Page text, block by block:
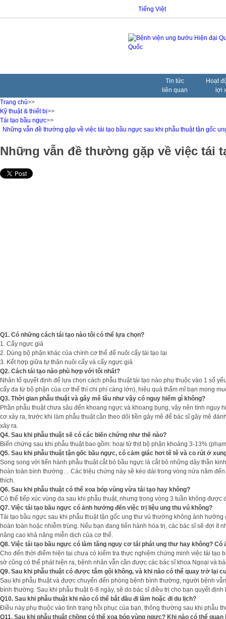
Tiếng Việt
Tin tức
liên quan
Hoạt
lợi
Trang chủ>>
Kỹ thuật & thiết bị>>
Tái tạo bầu ngực>>
Những vẫn đề thường gặp về việc tái tạo bầu ngực sau khi phẫu thuật tận gốc
Những vẫn đề thường gặp về việc tái
Q1. Có những cách tái tạo nào tôi có thể lựa chọn?
1. Cấy ngực giả
2. Dùng bộ phận khác của chính cơ thể để nuôi cấy tái tạo lại
3. Kết hợp giữa tự thân nuôi cấy và cấy ngực giả
Q2. Cách tái tạo nào phù hợp với tôi nhất?
Nhân tố quyết định để lựa chọn cách phẫu thuật tái tạo nào phụ thuộc vào 1 số
cấy da từ bộ phận của cơ thể thì chi phí càng lớn), hiệu quả thẩm mĩ bạn mong
Q3. Thời gian phẫu thuật và gây mê lâu như vậy có nguy hiểm gì không?
Phần phẫu thuật chưa sâu đến khoang ngực và khoang bụng, vậy nên tính
cơ xảy ra, trước khi làm phẫu thuật cần theo dõi tiền gây mê để bác sĩ gây mê
xảy ra.
Q4. Sau khi phẫu thuật sẽ có các biến chứng như thế nào?
Biến chứng sau khi phẫu thuật bao gồm: hoại tử thịt bộ phận khoảng 3-13%
Q5. Sau khi phẫu thuật tận gốc bầu ngực, có cảm giác hơi tê tê và co rút ở
Song song với tiến hành phẫu thuật cắt bỏ bầu ngực là cắt bỏ những dây thần
hoàn toàn bình thường… Các triệu chứng này sẽ kéo dài trong vòng nửa năm
thích.
Q6. Sau khi phẫu thuật có thể xoa bóp vùng vừa tái tạo hay không?
Có thể tiếp xúc vùng da sau khi phẫu thuật, nhưng trong vòng 3 tuần không
Q7. Việc tái tạo bầu ngực có ảnh hưởng đến việc trị liệu ung thu vú không?
Tái tạo bầu ngực sau khi phẫu thuật tận gốc ung thư vú thường không ảnh
hoàn toàn hoặc nhiễm trùng. Nếu bạn đang tiến hành hóa trị, các bác sĩ sẽ đợi
nâng cao khả năng miễn dịch của cơ thể.
Q8. Việc tái tạo bầu ngực có làm tăng nguy cơ tái phát ung thư hay không?
Cho đến thời điểm hiện tại chưa có kiểm tra thực nghiệm chứng minh việc tái
sờ cũng có thể phát hiện ra, bệnh nhân vẫn cần được các bác sĩ khoa Ngoại và
Q9. Sau khi phẫu thuật có được tắm gội không, và khi nào có thể quay trở lại
Sau khi phẫu thuật và được chuyển đến phòng bệnh bình thường, người bệnh
bình thường. Sau khi phẫu thuật 6-8 ngày, sẽ do bác sĩ điều trị cho bạn quyết
Q10. Sau khi phẫu thuật khi nào có thể bắt đầu đi làm hoặc đi du lịch?
Điều này phụ thuộc vào tình trạng hồi phục của bạn, thông thường sau khi phẫu
Q11. Sau khi phẫu thuật chồng có thể xoa bóp vùng ngực? Khi nào có thể